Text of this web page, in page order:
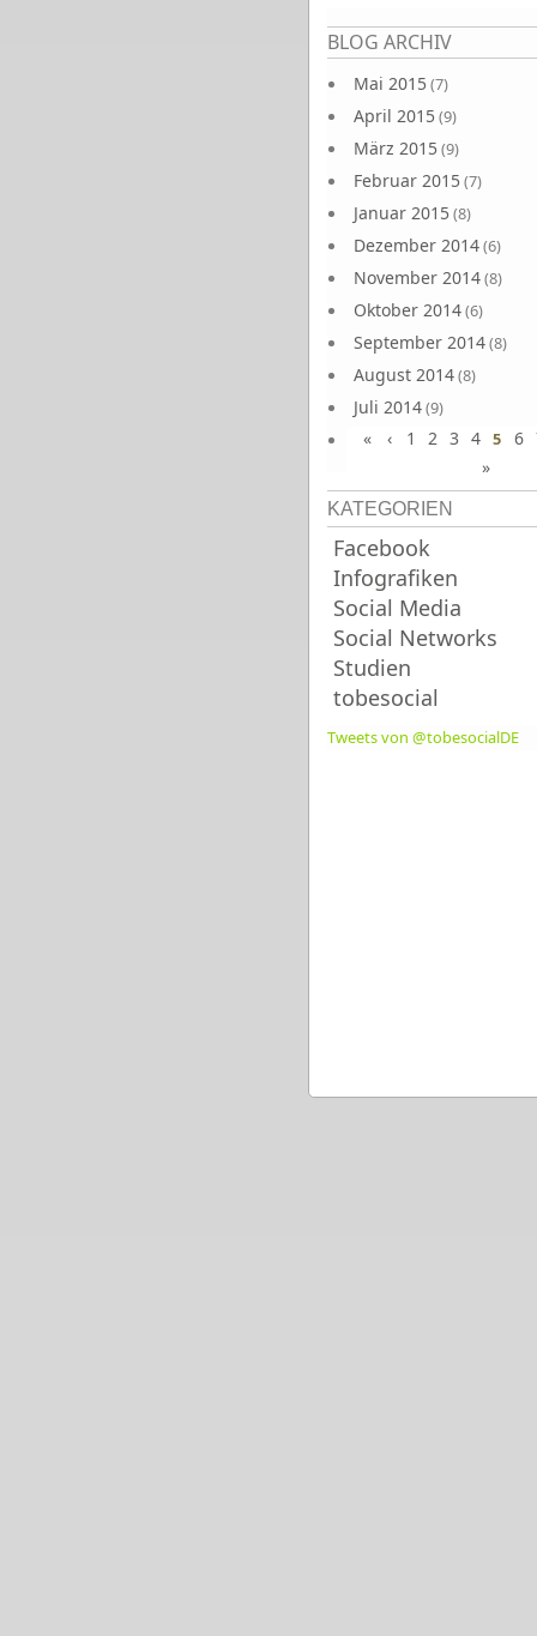
BLOG ARCHIV
Mai 2015(7)
April 2015(9)
März 2015(9)
Februar 2015(7)
Januar 2015(8)
Dezember 2014(6)
November 2014(8)
Oktober 2014(6)
September 2014(8)
August 2014(8)
Juli 2014(9)
Juni 2014(8)
Seiten
« ‹ 1 2 3 4 5 6
»
KATEGORIEN
Facebook
Infografiken
Social Media
Social Networks
Studien
tobesocial
Tweets von @tobesocialDE